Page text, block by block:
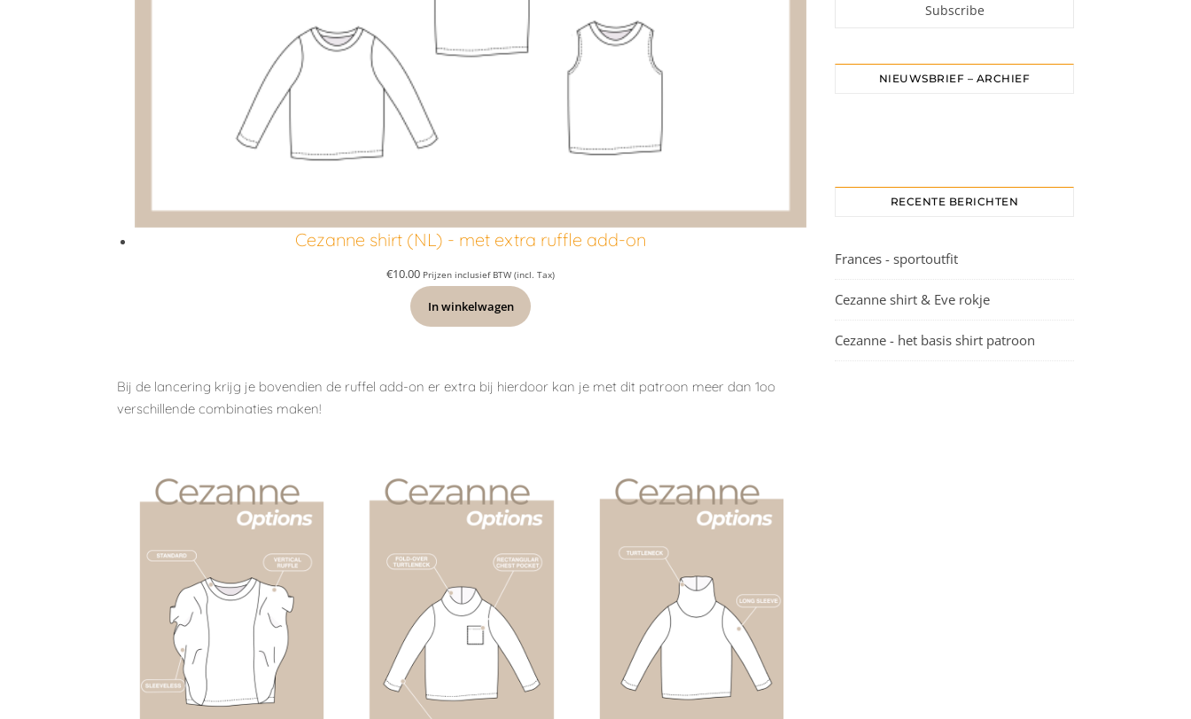
Cezanne shirt (NL) - met extra ruffle add-on
€10.00 Prijzen inclusief BTW (incl. Tax)
In winkelwagen
Bij de lancering krijg je bovendien de ruffel add-on er extra bij hierdoor kan je met dit patroon meer dan 1oo
verschillende combinaties maken!
NIEUWSBRIEF – ARCHIEF
RECENTE BERICHTEN
Frances - sportoutfit
Cezanne shirt & Eve rokje
Cezanne - het basis shirt patroon